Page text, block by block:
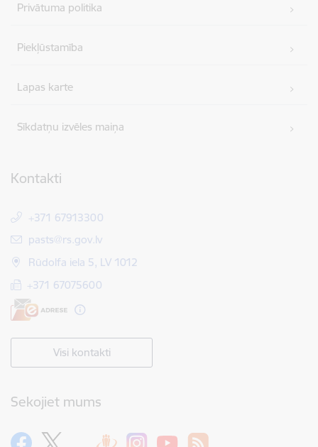
Privātuma politika
Piekļūstamība
Lapas karte
Sīkdatņu izvēles maiņa
Kontakti
+371 67913300
E-pasts:
pasts@rs.gov.lv
Rūdolfa iela 5, LV 1012
+371 67075600
Visi kontakti
Sekojiet mums